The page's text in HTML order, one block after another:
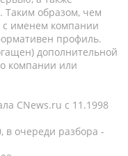
Таким образом, чем
с именем компании
профиль.
дополнительной
компании или
CNews.ru c 11.1998
в очереди разбора -